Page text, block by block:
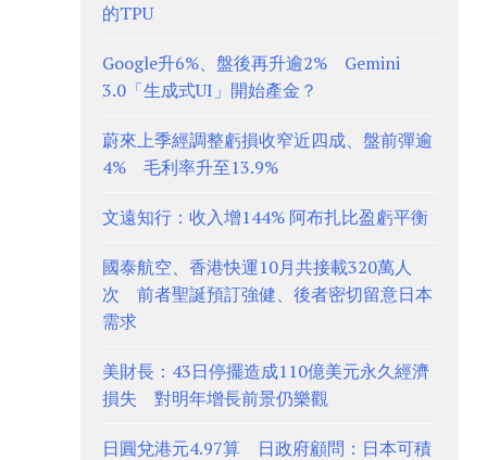
的TPU
Google升6%、盤後再升逾2% Gemini
3.0「生成式UI」開始產金？
蔚來上季經調整虧損收窄近四成、盤前彈逾
4% 毛利率升至13.9%
文遠知行：收入增144% 阿布扎比盈虧平衡
國泰航空、香港快運10月共接載320萬人
次 前者聖誕預訂強健、後者密切留意日本
需求
美財長：43日停擺造成110億美元永久經濟
損失 對明年增長前景仍樂觀
日圓兌港元4.97算 日政府顧問：日本可積